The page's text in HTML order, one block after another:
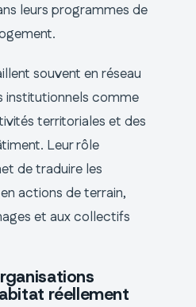
leurs programmes de
souvent en réseau
institutionnels comme
territoriales et des
Leur rôle
de traduire les
actions de terrain,
et aux collectifs
réellement